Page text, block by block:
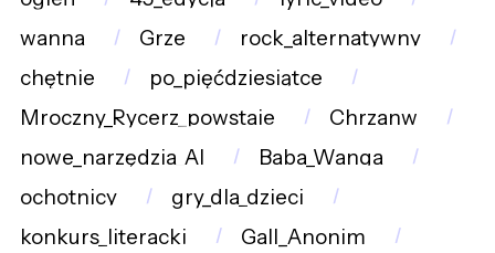
wanna
Grze
rock_alternatywny
chętnie
po_pięćdziesiątce
Mroczny_Rycerz_powstaje
Chrzanw
nowe_narzędzia_AI
Baba_Wanga
ochotnicy
gry_dla_dzieci
konkurs_literacki
Gall_Anonim